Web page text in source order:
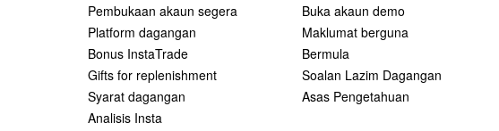
Pembukaan akaun segera
Platform dagangan
Bonus InstaTrade
Gifts for replenishment
Syarat dagangan
Analisis Insta
Buka akaun demo
Maklumat berguna
Bermula
Soalan Lazim Dagangan
Asas Pengetahuan